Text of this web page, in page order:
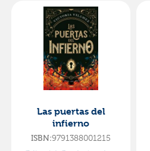
Las puertas del
infierno
ISBN:9791388001215